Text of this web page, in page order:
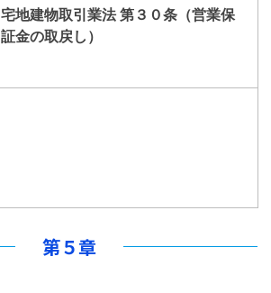
宅地建物取引業法 第３０条（営業保
証金の取戻し）
第５章